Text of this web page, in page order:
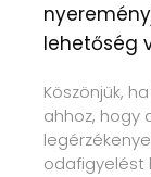
lehetőség
Köszönjük,
ahhoz, hogy
odafigyelést